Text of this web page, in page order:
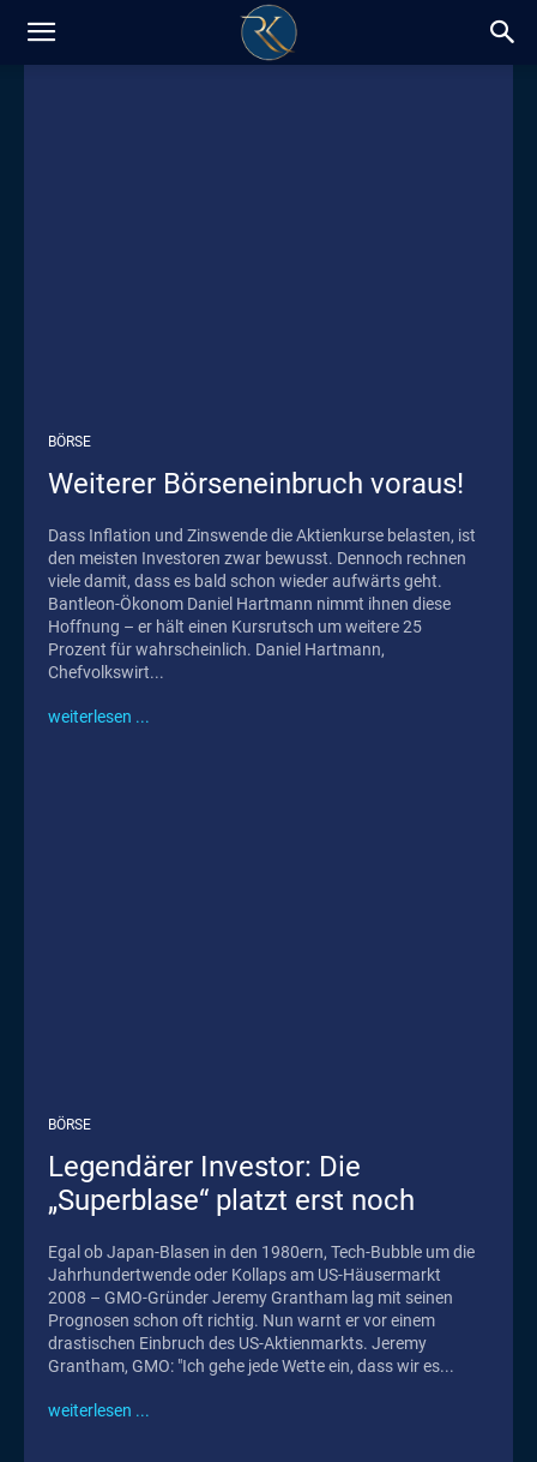
RK-
BÖRSE
Weiterer Börseneinbruch voraus!
Dass Inflation und Zinswende die Aktienkurse belasten, ist
den meisten Investoren zwar bewusst. Dennoch rechnen
viele damit, dass es bald schon wieder aufwärts geht.
Bantleon-Ökonom Daniel Hartmann nimmt ihnen diese
Hoffnung – er hält einen Kursrutsch um weitere 25
Prozent für wahrscheinlich. Daniel Hartmann,
Chefvolkswirt...
weiterlesen ...
BÖRSE
Legendärer Investor: Die
„Superblase“ platzt erst noch
Egal ob Japan-Blasen in den 1980ern, Tech-Bubble um die
Jahrhundertwende oder Kollaps am US-Häusermarkt
2008 – GMO-Gründer Jeremy Grantham lag mit seinen
Prognosen schon oft richtig. Nun warnt er vor einem
drastischen Einbruch des US-Aktienmarkts. Jeremy
Grantham, GMO: "Ich gehe jede Wette ein, dass wir es...
weiterlesen ...